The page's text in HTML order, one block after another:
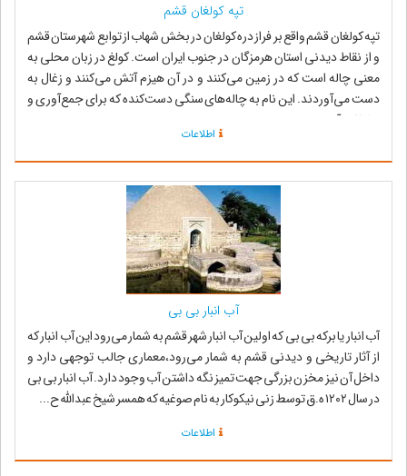
تپه کولغان قشم
تپه کولغان قشم واقع بر فراز دره کولغان در بخش شهاب از توابع شهرستان قشم
و از نقاط دیدنی استان هرمزگان در جنوب ایران است. کولغ در زبان محلى به
معنى چاله است که در زمین مى‌کنند و در آن هیزم آتش مى‌کنند و زغال به
دست مى‌آوردند. این نام به چاله‌هاى سنگى دست‌کنده که براى جمع‌آورى و
حفاظت آب...
اطلاعات
آب انبار بی بی
آب انبار یا برکه بی بی که اولین آب انبار شهر قشم به شمار می‌رود این آب انبار که
از آثار تاریخی و دیدنی قشم به شمار می‌رود،معماری جالب توجهی دارد و
داخل آن نیز مخزن بزرگی جهت تمیز نگه داشتن آب وجود دارد. آب انبار بی بی
در سال ۱۲۰۲ ه.ق توسط زنی نیکوکار به نام صوغیه که همسر شیخ عبدالله ح...
اطلاعات